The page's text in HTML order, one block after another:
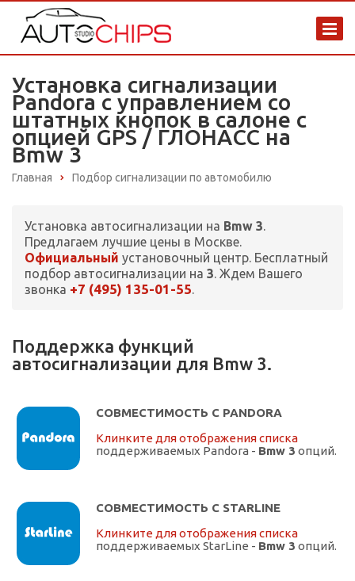
Установка сигнализации
Pandora с управлением со
штатных кнопок в салоне с
опцией GPS / ГЛОНАСС на
Bmw 3
Главная Подбор сигнализации по автомобилю
Установка автосигнализации на Bmw 3.
Предлагаем лучшие цены в Москве.
Официальный установочный центр. Бесплатный
подбор автосигнализации на 3. Ждем Вашего
звонка +7 (495) 135-01-55.
Поддержка функций
автосигнализации для Bmw 3.
СОВМЕСТИМОСТЬ С PANDORA
Клинките для отображения списка
поддерживаемых Pandora - Bmw 3 опций.
СОВМЕСТИМОСТЬ С STARLINE
Клинките для отображения списка
поддерживаемых StarLine - Bmw 3 опций.